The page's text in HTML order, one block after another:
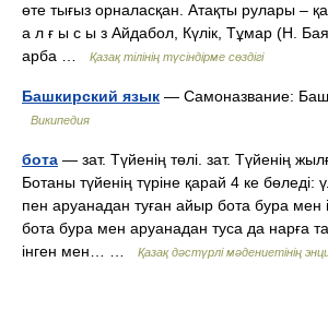
өте тығыз орналасқан. Атақты рулары –
а л ғ ы с ы з Айдабол, Күлік, Тұмар (Н.
арба …
Қазақ тілінің түсіндірме сөздігі
Башкирский язык — Самоназвание:
Википедия
бота — зат. Түйенің төлі. зат. Түйенің
Ботаны түйенің түріне қарай 4 ке бөледі:
пен аруанадан туған айыр бота бура мен
бота бура мен аруанадан туса да нарға
інген мен… …
Қазақ дәстүрлі мәдениетінің